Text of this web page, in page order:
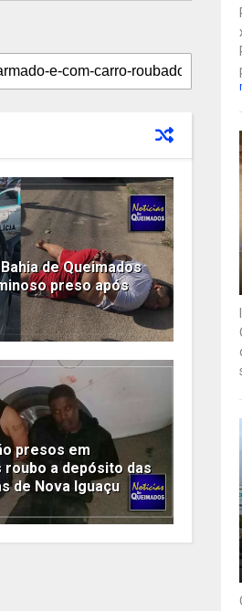
de Queimados
preso após
presos em
roubo a depósito das
de Nova Iguaçu